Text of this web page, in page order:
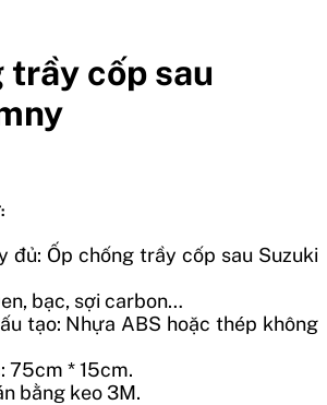
trầy cốp sau
đủ: Ốp chống trầy cốp sau Suzuki
bạc, sợi carbon…
tạo: Nhựa ABS hoặc thép không
75cm * 15cm.
bằng keo 3M.